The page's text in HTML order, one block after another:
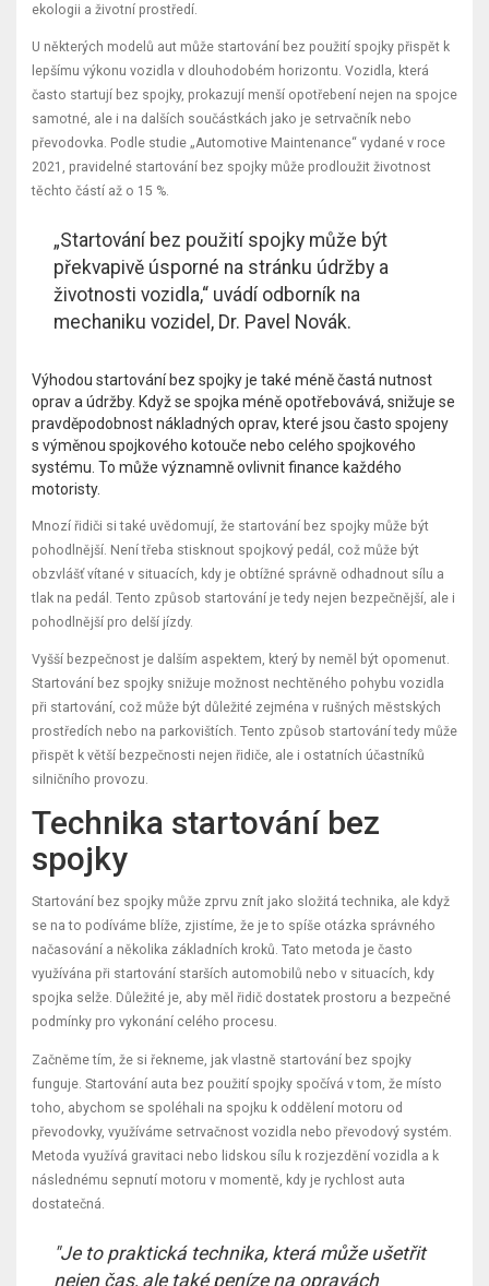
ekologii a životní prostředí.
U některých modelů aut může startování bez použití spojky přispět k
lepšímu výkonu vozidla v dlouhodobém horizontu. Vozidla, která
často startují bez spojky, prokazují menší opotřebení nejen na spojce
samotné, ale i na dalších součástkách jako je setrvačník nebo
převodovka. Podle studie „Automotive Maintenance“ vydané v roce
2021, pravidelné startování bez spojky může prodloužit životnost
těchto částí až o 15 %.
„Startování bez použití spojky může být
překvapivě úsporné na stránku údržby a
životnosti vozidla,“ uvádí odborník na
mechaniku vozidel, Dr. Pavel Novák.
Výhodou startování bez spojky je také méně častá nutnost
oprav a údržby. Když se spojka méně opotřebovává, snižuje se
pravděpodobnost nákladných oprav, které jsou často spojeny
s výměnou spojkového kotouče nebo celého spojkového
systému. To může významně ovlivnit finance každého
motoristy.
Mnozí řidiči si také uvědomují, že startování bez spojky může být
pohodlnější. Není třeba stisknout spojkový pedál, což může být
obzvlášť vítané v situacích, kdy je obtížné správně odhadnout sílu a
tlak na pedál. Tento způsob startování je tedy nejen bezpečnější, ale i
pohodlnější pro delší jízdy.
Vyšší bezpečnost je dalším aspektem, který by neměl být opomenut.
Startování bez spojky snižuje možnost nechtěného pohybu vozidla
při startování, což může být důležité zejména v rušných městských
prostředích nebo na parkovištích. Tento způsob startování tedy může
přispět k větší bezpečnosti nejen řidiče, ale i ostatních účastníků
silničního provozu.
Technika startování bez
spojky
Startování bez spojky může zprvu znít jako složitá technika, ale když
se na to podíváme blíže, zjistíme, že je to spíše otázka správného
načasování a několika základních kroků. Tato metoda je často
využívána při startování starších automobilů nebo v situacích, kdy
spojka selže. Důležité je, aby měl řidič dostatek prostoru a bezpečné
podmínky pro vykonání celého procesu.
Začněme tím, že si řekneme, jak vlastně startování bez spojky
funguje. Startování auta bez použití spojky spočívá v tom, že místo
toho, abychom se spoléhali na spojku k oddělení motoru od
převodovky, využíváme setrvačnost vozidla nebo převodový systém.
Metoda využívá gravitaci nebo lidskou sílu k rozjezdění vozidla a k
následnému sepnutí motoru v momentě, kdy je rychlost auta
dostatečná.
"Je to praktická technika, která může ušetřit
nejen čas, ale také peníze na opravách